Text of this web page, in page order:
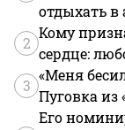
отдыхать в
2
Кому
сердце:
3
«Меня
Пуговка из
Его